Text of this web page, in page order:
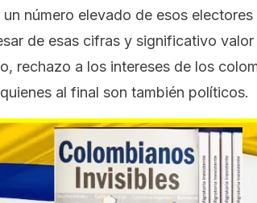
número elevado de esos electores
de esas cifras y significativo
rechazo a los intereses de los
al final son también políticos.